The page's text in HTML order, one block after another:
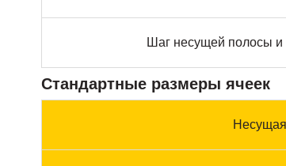
Шаг несущей полосы
Стандартные размеры ячеек